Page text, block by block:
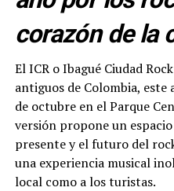
corazón de la
El ICR o Ibagué Ciudad
antiguos de Colombia, este
de octubre en el Parque
versión propone un
presente y el futuro del
una experiencia musical
local como a los turistas.